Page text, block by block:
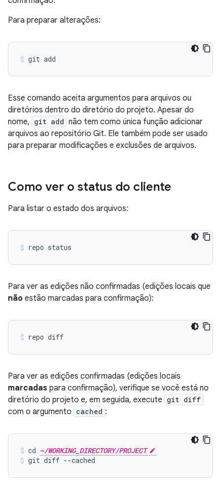
Para preparar alterações:
Esse comando aceita argumentos para arquivos ou
diretórios dentro do diretório do projeto. Apesar do
nome, git add não tem como única função adicionar
arquivos ao repositório Git. Ele também pode ser usado
para preparar modificações e exclusões de arquivos.
Como ver o status do cliente
Para listar o estado dos arquivos:
Para ver as edições não confirmadas (edições locais que
não estão marcadas para confirmação):
Para ver as edições confirmadas (edições locais
marcadas para confirmação), verifique se você está no
diretório do projeto e, em seguida, execute git diff
com o argumento cached :
cd ~/WORKING_DIRECTORY/PROJECT
git diff --cached